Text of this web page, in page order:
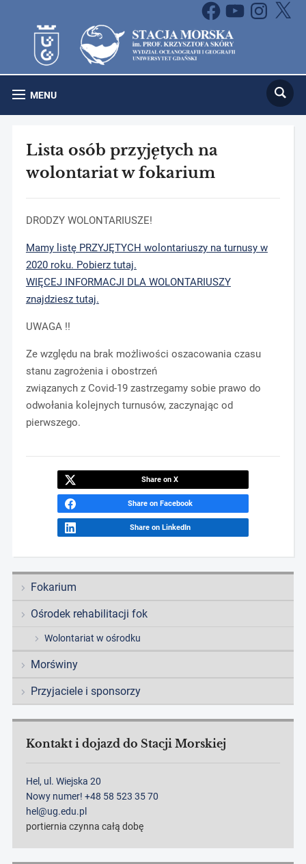
FacebookYouTubeInstagram
X
MENU
Fokarium
Ośrodek rehabilitacji fok
Wolontariat w ośrodku
Morświny
Przyjaciele i sponsorzy
Kontakt i dojazd do Stacji Morskiej
Hel, ul. Wiejska 20
Nowy numer! +48 58 523 35 70
hel@ug.edu.pl
portiernia czynna całą dobę
Lista osób przyjętych na
wolontariat w fokarium
DRODZY WOLONTARIUSZE!
Mamy listę PRZYJĘTYCH wolontariuszy na turnusy w
2020 roku. Pobierz tutaj.
WIĘCEJ INFORMACJI DLA WOLONTARIUSZY
znajdziesz tutaj.
UWAGA !!
Ze względu na brak możliwości oszacowania czasu
stanu zagrożenia i obostrzeń
związanych z Covid-19 zastrzegamy sobie prawo do
odwołania kolejnych turnusów, zaczynając od
pierwszego.
Share on X
Share on Facebook
Share on LinkedIn